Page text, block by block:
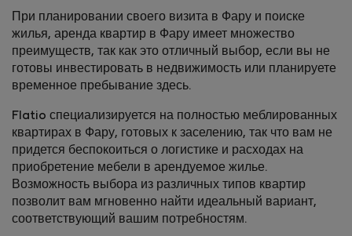
При планировании своего визита в Фару и поиске
жилья, аренда квартир в Фару имеет множество
преимуществ, так как это отличный выбор, если вы не
готовы инвестировать в недвижимость или планируете
временное пребывание здесь.
Flatio специализируется на полностью меблированных
квартирах в Фару, готовых к заселению, так что вам не
придется беспокоиться о логистике и расходах на
приобретение мебели в арендуемое жилье.
Возможность выбора из различных типов квартир
позволит вам мгновенно найти идеальный вариант,
соответствующий вашим потребностям.